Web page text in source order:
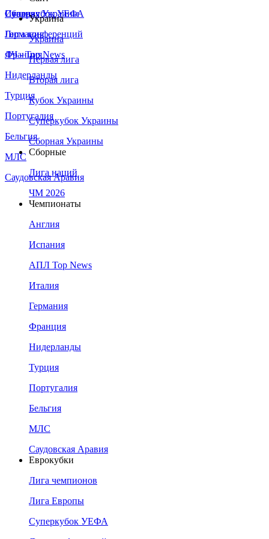
Сборная Украины
Италия
Германия
Франция
Нидерланды
Турция
Португалия
Бельгия
МЛС
Саудовская Аравия
Суперкубок УЕФА
Лига конференций
ЛЧ - Top News
Украина
Украина
Первая лига
Вторая лига
Кубок Украины
Суперкубок Украины
Сборная Украины
Сборные
Лига наций
ЧМ 2026
Чемпионаты
Англия
Испания
АПЛ Top News
Италия
Германия
Франция
Нидерланды
Турция
Португалия
Бельгия
МЛС
Саудовская Аравия
Еврокубки
Лига чемпионов
Лига Европы
Суперкубок УЕФА